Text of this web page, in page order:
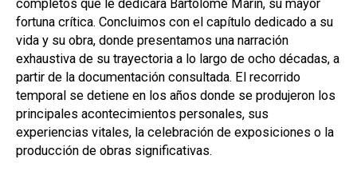
completos que le dedicara Bartolomé Marín, su mayor
fortuna crítica. Concluimos con el capítulo dedicado a su
vida y su obra, donde presentamos una narración
exhaustiva de su trayectoria a lo largo de ocho décadas, a
partir de la documentación consultada. El recorrido
temporal se detiene en los años donde se produjeron los
principales acontecimientos personales, sus
experiencias vitales, la celebración de exposiciones o la
producción de obras significativas.